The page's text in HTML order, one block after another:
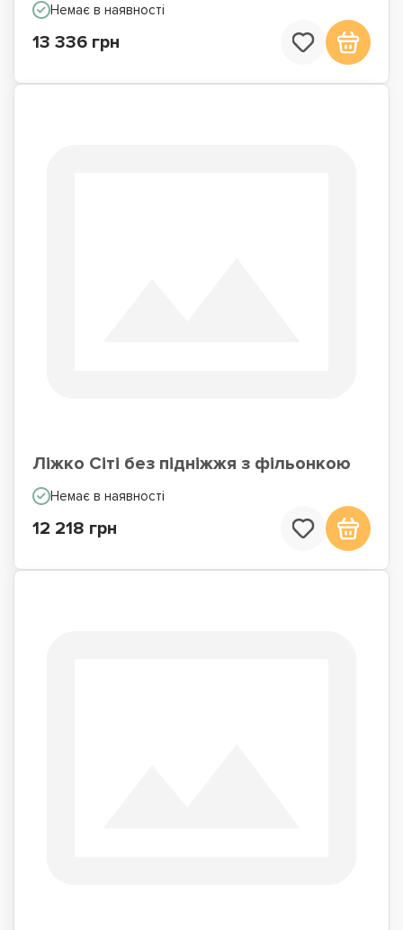
Немає в наявності
13 336 грн
Ліжко Сіті без підніжжя з фільонкою
Немає в наявності
12 218 грн